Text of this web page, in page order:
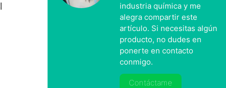
industria química y me
alegra compartir este
artículo. Si necesitas algún
producto, no dudes en
ponerte en contacto
conmigo.
Contáctame